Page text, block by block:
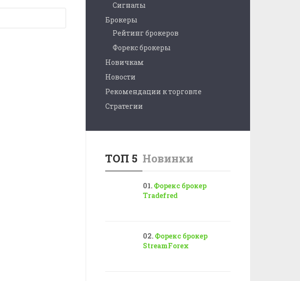
Сигналы
Брокеры
Рейтинг брокеров
Форекс брокеры
Новичкам
Новости
Рекомендации к торговле
Стратегии
ТОП 5 Новинки
Форекс брокер
Tradefred
Форекс брокер
StreamForex